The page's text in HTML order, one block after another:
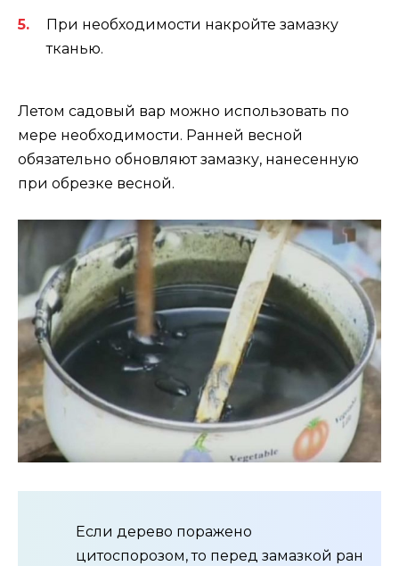
При необходимости накройте замазку
тканью.
Летом садовый вар можно использовать по
мере необходимости. Ранней весной
обязательно обновляют замазку, нанесенную
при обрезке весной.
Если дерево поражено
цитоспорозом, то перед замазкой ран